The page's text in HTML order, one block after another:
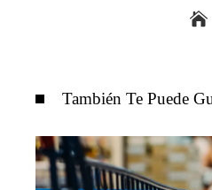
También Te Puede